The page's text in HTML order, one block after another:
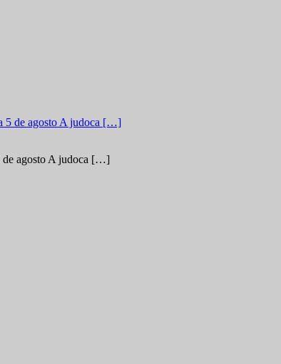
de agosto A judoca […]